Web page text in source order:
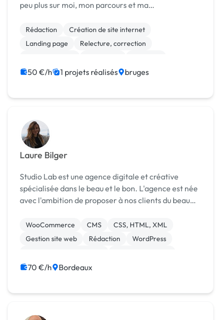
peu plus sur moi, mon parcours et ma
chargée de communication digitale et éditoriale,
réd...
Rédaction
Création de site internet
Landing page
Relecture, correction
Charte graphique
Logo Mise en page
50 €/h 1 projets réalisés bruges
Laure Bilger
Studio Lab est une agence digitale et créative
spécialisée dans le beau et le bon. L'agence est née
avec l'ambition de proposer à nos clients du beau
projets est une réponse unique et sensible ...
WooCommerce CMS
CSS, HTML, XML
Gestion site web
Rédaction
WordPress
Logo
Photo
70 €/h Bordeaux